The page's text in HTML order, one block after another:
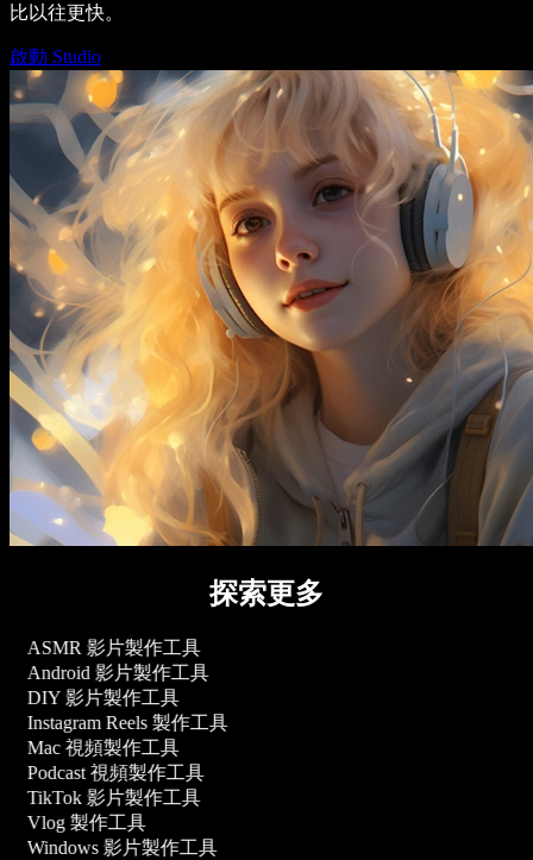
比以往更快。
啟動 Studio
探索更多
ASMR 影片製作工具
Android 影片製作工具
DIY 影片製作工具
Instagram Reels 製作工具
Mac 視頻製作工具
Podcast 視頻製作工具
TikTok 影片製作工具
Vlog 製作工具
Windows 影片製作工具